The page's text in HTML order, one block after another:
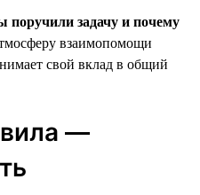
задачу и почему
взаимопомощи
свой вклад в общий
—